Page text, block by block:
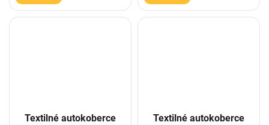
Textilné autokoberce
Textilné autokoberce